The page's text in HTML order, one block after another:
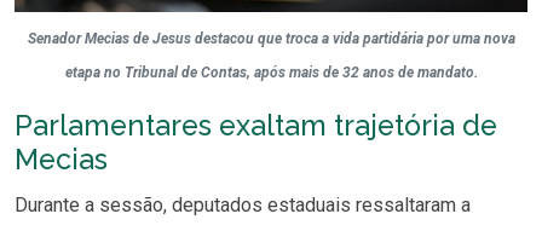
Senador Mecias de Jesus destacou que troca a vida partidária por uma nova
etapa no Tribunal de Contas, após mais de 32 anos de mandato.
Parlamentares exaltam trajetória de
Mecias
Durante a sessão, deputados estaduais ressaltaram a